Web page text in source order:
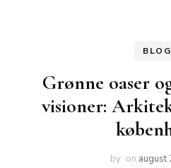
BLOG
Grønne oaser
visioner:
by on august